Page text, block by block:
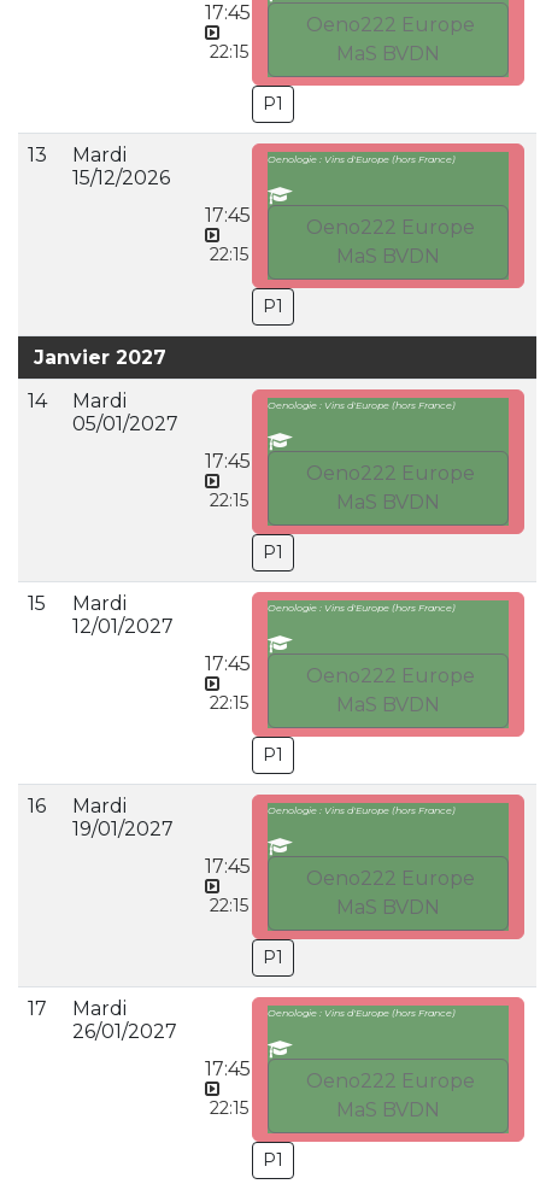
17:45
22:15
Oeno222 Europe
MaS BVDN
P1
13
Mardi
15/12/2026
17:45
22:15
Oenologie : Vins d'Europe (hors France)
Oeno222 Europe
MaS BVDN
P1
Janvier 2027
14
Mardi
05/01/2027
17:45
22:15
Oenologie : Vins d'Europe (hors France)
Oeno222 Europe
MaS BVDN
P1
15
Mardi
12/01/2027
17:45
22:15
Oenologie : Vins d'Europe (hors France)
Oeno222 Europe
MaS BVDN
P1
16
Mardi
19/01/2027
17:45
22:15
Oenologie : Vins d'Europe (hors France)
Oeno222 Europe
MaS BVDN
P1
17
Mardi
26/01/2027
17:45
22:15
Oenologie : Vins d'Europe (hors France)
Oeno222 Europe
MaS BVDN
P1